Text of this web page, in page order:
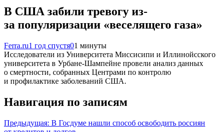
В США забили тревогу из-
за популяризации «веселящего газа»
Ferra.ru1 год спустя01 минуты
Исследователи из Университета Миссисипи и Иллинойсского
университета в Урбане-Шампейне провели анализ данных
о смертности, собранных Центрами по контролю
и профилактике заболеваний США.
Навигация по записям
Предыдущая: В Госдуме нашли способ освободить россиян